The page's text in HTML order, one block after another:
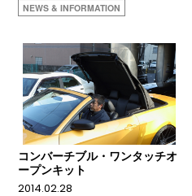
NEWS & INFORMATION
コンバーチブル・ワンタッチオ
ープンキット
2014.02.28